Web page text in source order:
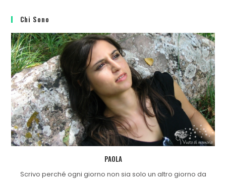
Chi Sono
PAOLA
Scrivo perché ogni giorno non sia solo un altro giorno da